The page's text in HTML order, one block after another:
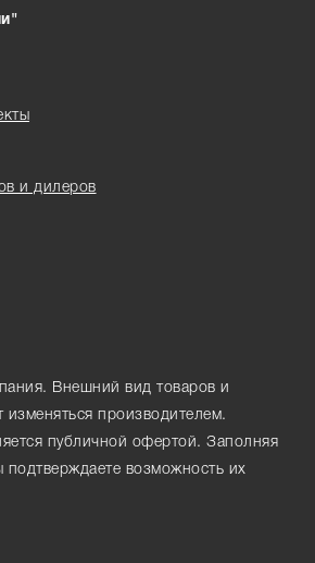
и дилеров
Внешний вид товаров и
изменяться производителем.
публичной офертой. Заполняя
возможность их